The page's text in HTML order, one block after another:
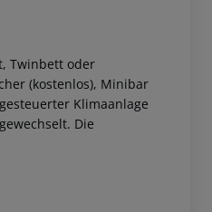
Twinbett oder
(kostenlos), Minibar
Klimaanlage
Die